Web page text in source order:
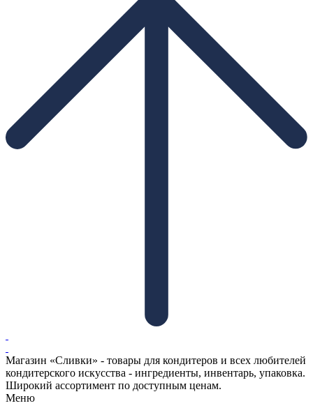
Магазин «Сливки» - товары для кондитеров и всех любителей
кондитерского искусства - ингредиенты, инвентарь, упаковка.
Широкий ассортимент по доступным ценам.
Меню